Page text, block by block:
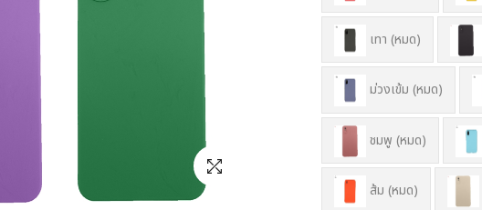
เทา (หมด)
ม่วงเข้ม (หมด)
ชมพู (หมด)
ส้ม (หมด)